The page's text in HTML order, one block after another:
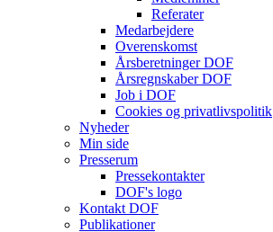
Referater
Medarbejdere
Overenskomst
Årsberetninger DOF
Årsregnskaber DOF
Job i DOF
Cookies og privatlivspolitik
Nyheder
Min side
Presserum
Pressekontakter
DOF's logo
Kontakt DOF
Publikationer